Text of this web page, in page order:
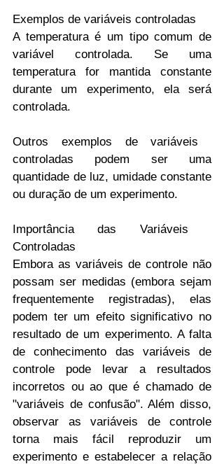
Exemplos de variáveis ​​controladas
A temperatura é um tipo comum de
variável controlada. Se uma
temperatura for mantida constante
durante um experimento, ela será
controlada.
Outros exemplos de variáveis ​​
controladas podem ser uma
quantidade de luz, umidade constante
ou duração de um experimento.
Importância das Variáveis ​​
Controladas
Embora as variáveis ​​de controle não
possam ser medidas (embora sejam
frequentemente registradas), elas
podem ter um efeito significativo no
resultado de um experimento. A falta
de conhecimento das variáveis ​​de
controle pode levar a resultados
incorretos ou ao que é chamado de
"variáveis ​​de confusão". Além disso,
observar as variáveis ​​de controle
torna mais fácil reproduzir um
experimento e estabelecer a relação